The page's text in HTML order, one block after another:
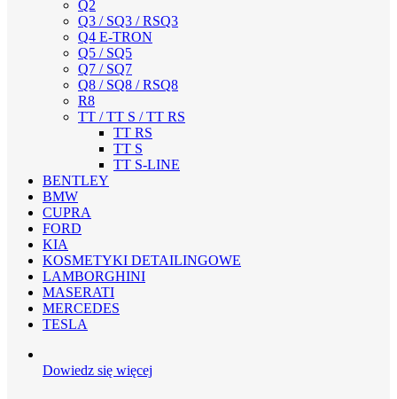
Q2
Q3 / SQ3 / RSQ3
Q4 E-TRON
Q5 / SQ5
Q7 / SQ7
Q8 / SQ8 / RSQ8
R8
TT / TT S / TT RS
TT RS
TT S
TT S-LINE
BENTLEY
BMW
CUPRA
FORD
KIA
KOSMETYKI DETAILINGOWE
LAMBORGHINI
MASERATI
MERCEDES
TESLA
Dowiedz się więcej